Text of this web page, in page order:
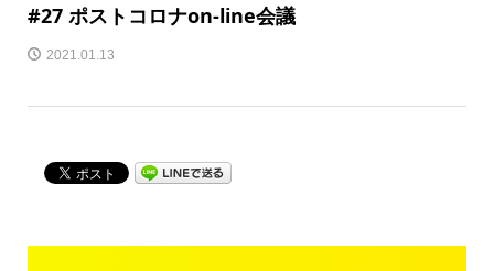
#27 ポストコロナon-line会議
2021.01.13